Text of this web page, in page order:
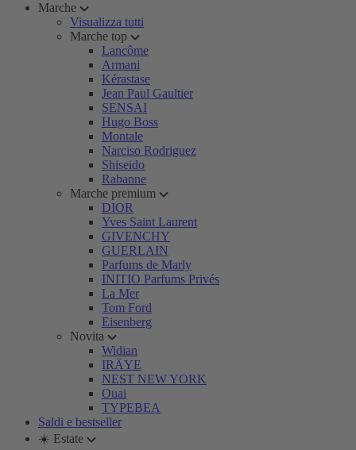
Marche
Visualizza tutti
Marche top
Lancôme
Armani
Kérastase
Jean Paul Gaultier
SENSAI
Hugo Boss
Montale
Narciso Rodriguez
Shiseido
Rabanne
Marche premium
DIOR
Yves Saint Laurent
GIVENCHY
GUERLAIN
Parfums de Marly
INITIO Parfums Privés
La Mer
Tom Ford
Eisenberg
Novita
Widian
IRÄYE
NEST NEW YORK
Ouai
TYPEBEA
Saldi e bestseller
☀️ Estate